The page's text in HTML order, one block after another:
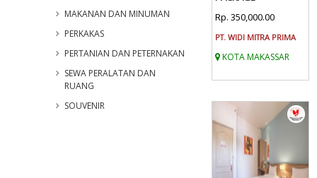
MAKANAN DAN MINUMAN
PERKAKAS
PERTANIAN DAN PETERNAKAN
SEWA PERALATAN DAN
RUANG
SOUVENIR
Rp. 350,000.00
PT. WIDI MITRA PRIMA
KOTA MAKASSAR